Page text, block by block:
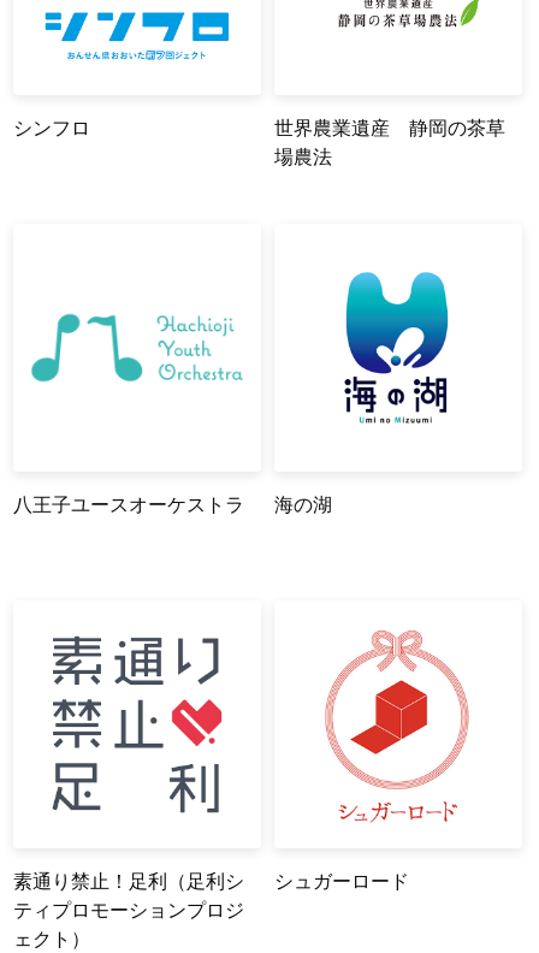
シンフロ
世界農業遺産 静岡の茶草
場農法
八王子ユースオーケストラ 海の湖
素通り禁止！足利（足利シ
ティプロモーションプロジ
ェクト）
シュガーロード